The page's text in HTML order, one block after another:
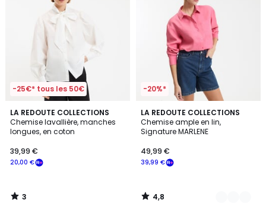
-25€* tous les 50€
LA REDOUTE COLLECTIONS
Chemise lavallière, manches
longues, en coton
20,00 €
39,99 €
3
/
5
3
/
-20%*
LA REDOUTE COLLECTIONS
Chemise ample en lin,
Signature MARLENE
39,99 €
49,99 €
4,8
/ 5
2
Couleurs
4,8
/